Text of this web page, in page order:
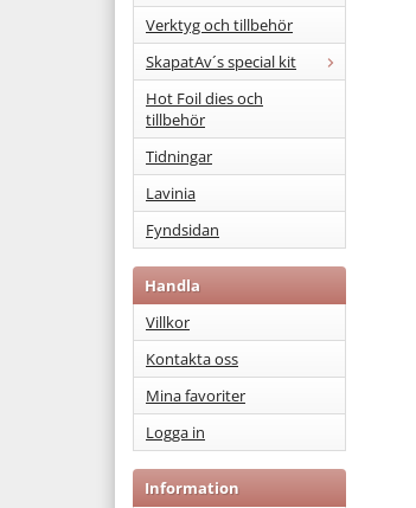
Verktyg och tillbehör
SkapatAv´s special kit
Hot Foil dies och
tillbehör
Tidningar
Lavinia
Fyndsidan
Handla
Villkor
Kontakta oss
Mina favoriter
Logga in
Information